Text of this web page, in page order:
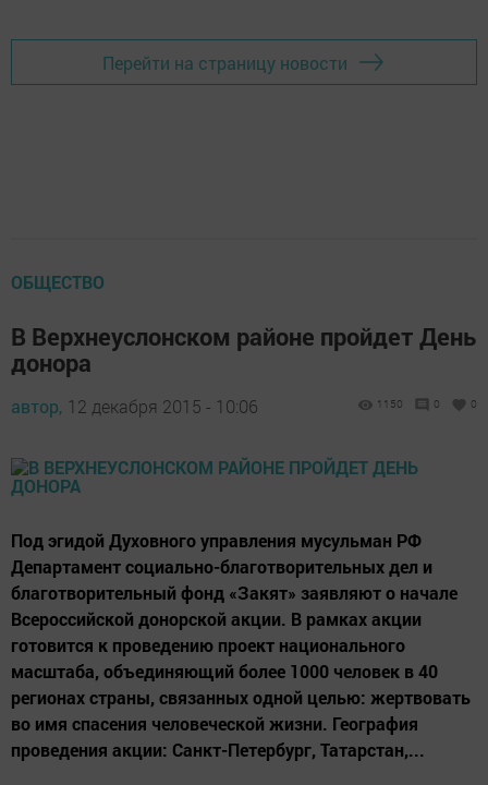
Перейти на страницу новости
ОБЩЕСТВО
В Верхнеуслонском районе пройдет День
донора
автор, 12 декабря 2015 - 10:06 1150 0 0
Под эгидой Духовного управления мусульман РФ
Департамент социально-благотворительных дел и
благотворительный фонд «Закят» заявляют о начале
Всероссийской донорской акции. В рамках акции
готовится к проведению проект национального
масштаба, объединяющий более 1000 человек в 40
регионах страны, связанных одной целью: жертвовать
во имя спасения человеческой жизни. География
проведения акции: Санкт-Петербург, Татарстан,...